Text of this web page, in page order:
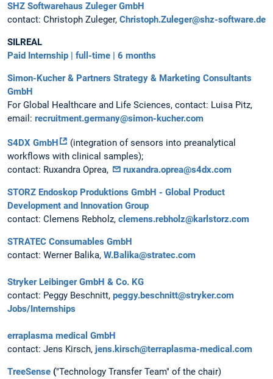
SHZ Softwarehaus Zuleger GmbH
contact: Christoph Zuleger, Christoph.Zuleger@shz-software.de
SILREAL
Paid Internship | full-time | 6 months
Simon-Kucher & Partners Strategy & Marketing Consultants
GmbH
For Global Healthcare and Life Sciences, contact: Luisa Pitz,
email: recruitment.germany@simon-kucher.com
S4DX GmbH
(integration of sensors into preanalytical
workflows with clinical samples);
contact: Ruxandra Oprea,
ruxandra.oprea@s4dx.com
STORZ Endoskop Produktions GmbH - Global Product
Development and Innovation Group
contact: Clemens Rebholz, clemens.rebholz@karlstorz.com
STRATEC Consumables GmbH
contact: Werner Balika, W.Balika@stratec.com
Stryker Leibinger GmbH & Co. KG
contact: Peggy Beschnitt, peggy.beschnitt@stryker.com
Jobs/Internships
erraplasma medical GmbH
contact: Jens Kirsch, jens.kirsch@terraplasma-medical.com
TreeSense ("Technology Transfer Team" of the chair)